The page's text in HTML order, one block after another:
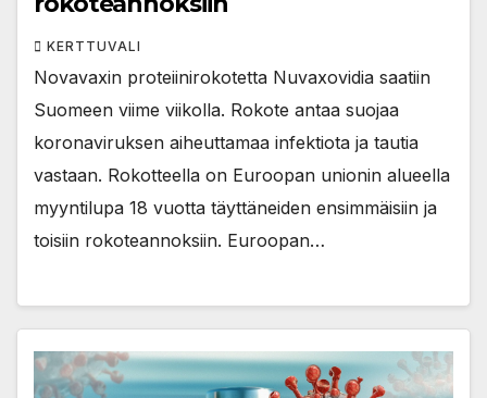
KERTTUVALI
Novavaxin proteiinirokotetta Nuvaxovidia saatiin
Suomeen viime viikolla. Rokote antaa suojaa
koronaviruksen aiheuttamaa infektiota ja tautia
vastaan. Rokotteella on Euroopan unionin alueella
myyntilupa 18 vuotta täyttäneiden ensimmäisiin ja
toisiin rokoteannoksiin. Euroopan…